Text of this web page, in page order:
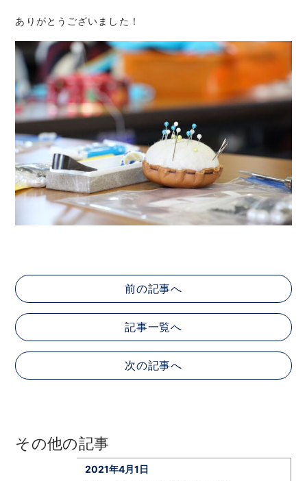
ありがとうございました！
前の記事へ
記事一覧へ
次の記事へ
その他の記事
2021年4月1日